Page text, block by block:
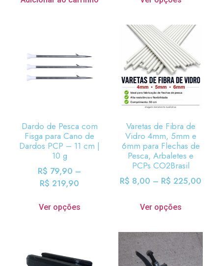
Dardo de Pesca com
Fisga para Cano de
Dardos PCP – 11 cm |
10 g
R$ 79,90 –
R$ 219,90
Ver opções
Varetas de Fibra de
Vidro 4mm, 5mm e
6mm para Flechas de
Pesca, Arbaletes e
PCPs CO2Brasil
R$ 8,00 – R$ 225,00
Ver opções